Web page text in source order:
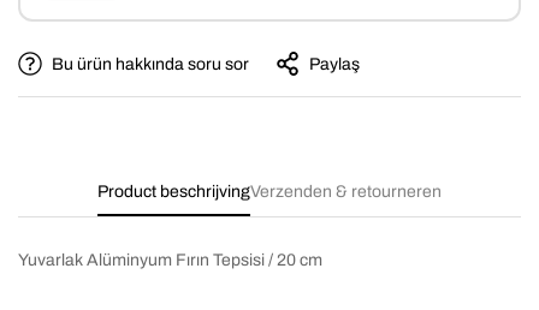
Bu ürün hakkında soru sor Paylaş
Product beschrijvingVerzenden & retourneren
Yuvarlak Alüminyum Fırın Tepsisi / 20 cm